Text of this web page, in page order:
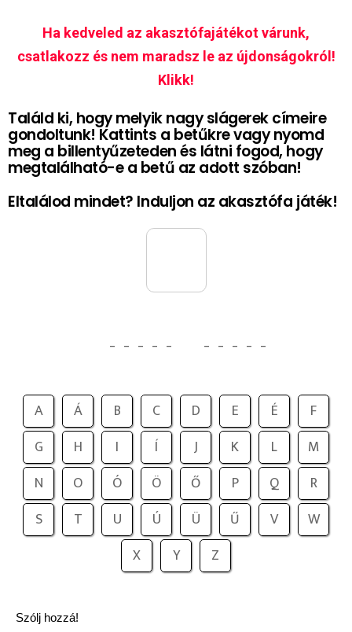
Ha kedveled az akasztófajátékot várunk,
csatlakozz és nem maradsz le az újdonságokról!
Klikk!
Találd ki, hogy melyik nagy slágerek címeire
gondoltunk! Kattints a betűkre vagy nyomd
meg a billentyűzeteden és látni fogod, hogy
megtalálható-e a betű az adott szóban!
Eltalálod mindet? Induljon az akasztófa játék!
A Á B C D E É
F
G
H I Í J K L
M
N
O Ó Ö Ő P Q
R
S
T U Ú Ü Ű V
W
X
Y Z
Szólj hozzá!